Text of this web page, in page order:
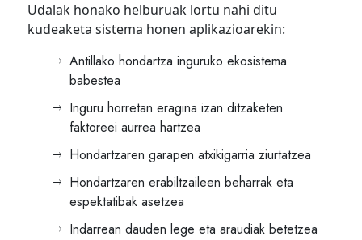
Udalak honako helburuak lortu nahi ditu
kudeaketa sistema honen aplikazioarekin:
Antillako hondartza inguruko ekosistema
babestea
Inguru horretan eragina izan ditzaketen
faktoreei aurrea hartzea
Hondartzaren garapen atxikigarria ziurtatzea
Hondartzaren erabiltzaileen beharrak eta
espektatibak asetzea
Indarrean dauden lege eta araudiak betetzea